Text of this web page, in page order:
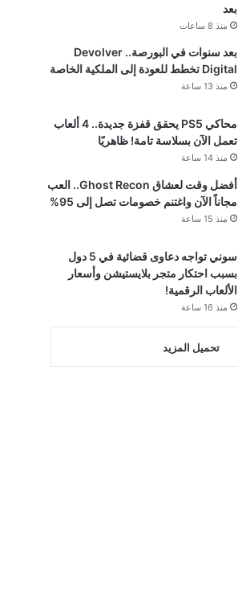
بعد
منذ 8 ساعات
بعد سنوات في البورصة.. Devolver
Digital تخطط للعودة إلى الملكية الخاصة
منذ 13 ساعة
محاكي PS5 يحقق قفزة جديدة.. 4 ألعاب
تعمل الآن بسلاسة تامة! ظاهريًا
منذ 14 ساعة
أفضل وقت لعشاق Ghost Recon.. العب
مجاناً الآن واغتنم خصومات تصل إلى 95%
منذ 15 ساعة
سوني تواجه دعاوى قضائية في 5 دول
بسبب احتكار متجر بلايستيشن وأسعار
الألعاب الرقمية!
منذ 16 ساعة
تحميل المزيد